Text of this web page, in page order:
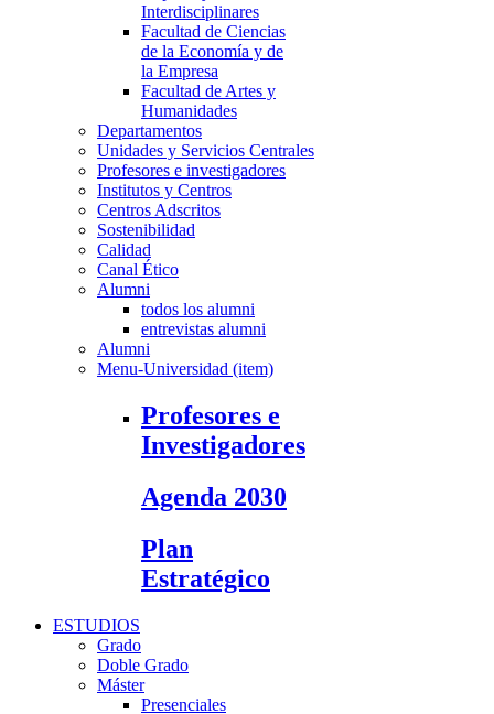
Interdisciplinares
Facultad de Ciencias
de la Economía y de
la Empresa
Facultad de Artes y
Humanidades
Departamentos
Unidades y Servicios Centrales
Profesores e investigadores
Institutos y Centros
Centros Adscritos
Sostenibilidad
Calidad
Canal Ético
Alumni
todos los alumni
entrevistas alumni
Alumni
Menu-Universidad (item)
Profesores e
Investigadores
Agenda 2030
Plan
Estratégico
ESTUDIOS
Grado
Doble Grado
Máster
Presenciales